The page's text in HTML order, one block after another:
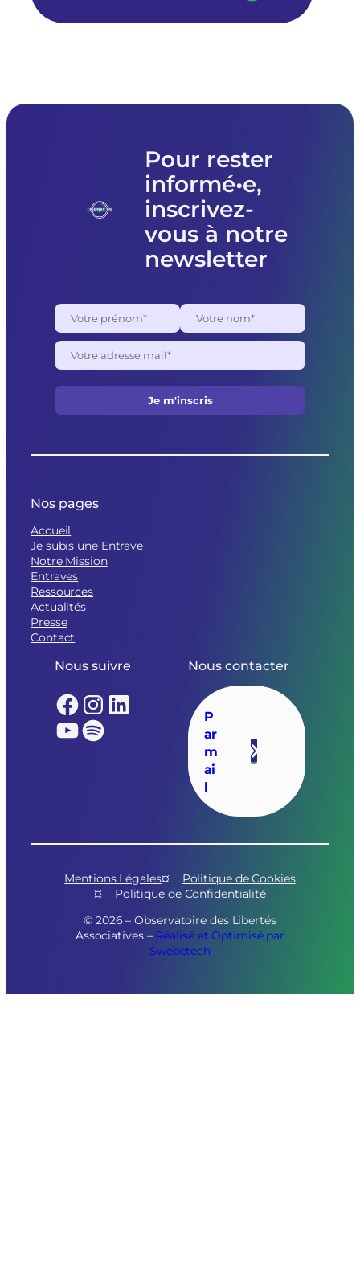
Pour rester
informé•e,
inscrivez-
vous à notre
newsletter
Nos pages
Accueil
Je subis une Entrave
Notre Mission
Entraves
Ressources
Actualités
Presse
Contact
Nous suivre
Facebook Instagram LinkedIn
YouTube
Spotify
Nous contacter
P
ar
m
ai
l
Mentions Légales
Politique de Cookies
Politique de Confidentialité
© 2026 – Observatoire des Libertés
Associatives – Réalisé et Optimisé par
Swebetech